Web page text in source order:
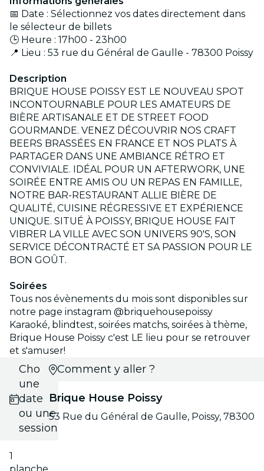
📅 Date : Sélectionnez vos dates directement dans
le sélecteur de billets
🕒 Heure : 17h00 - 23h00
📍 Lieu : 53 rue du Général de Gaulle - 78300 Poissy
Description
BRIQUE HOUSE POISSY EST LE NOUVEAU SPOT
INCONTOURNABLE POUR LES AMATEURS DE
BIÈRE ARTISANALE ET DE STREET FOOD
GOURMANDE. VENEZ DÉCOUVRIR NOS CRAFT
BEERS BRASSÉES EN FRANCE ET NOS PLATS À
PARTAGER DANS UNE AMBIANCE RÉTRO ET
CONVIVIALE. IDÉAL POUR UN AFTERWORK, UNE
SOIRÉE ENTRE AMIS OU UN REPAS EN FAMILLE,
NOTRE BAR-RESTAURANT ALLIE BIÈRE DE
QUALITÉ, CUISINE RÉGRESSIVE ET EXPÉRIENCE
UNIQUE. SITUÉ À POISSY, BRIQUE HOUSE FAIT
VIBRER LA VILLE AVEC SON UNIVERS 90'S, SON
SERVICE DÉCONTRACTÉ ET SA PASSION POUR LE
BON GOÛT.
Soirées
Tous nos évènements du mois sont disponibles sur
notre page instagram @briquehousepoissy
Karaoké, blindtest, soirées matchs, soirées à thème,
Brique House Poissy c'est LE lieu pour se retrouver
et s'amuser!
Choisis
une
date
ou une
session
1
Comment y aller ?
Brique House Poissy
53 Rue du Général de Gaulle, Poissy, 78300